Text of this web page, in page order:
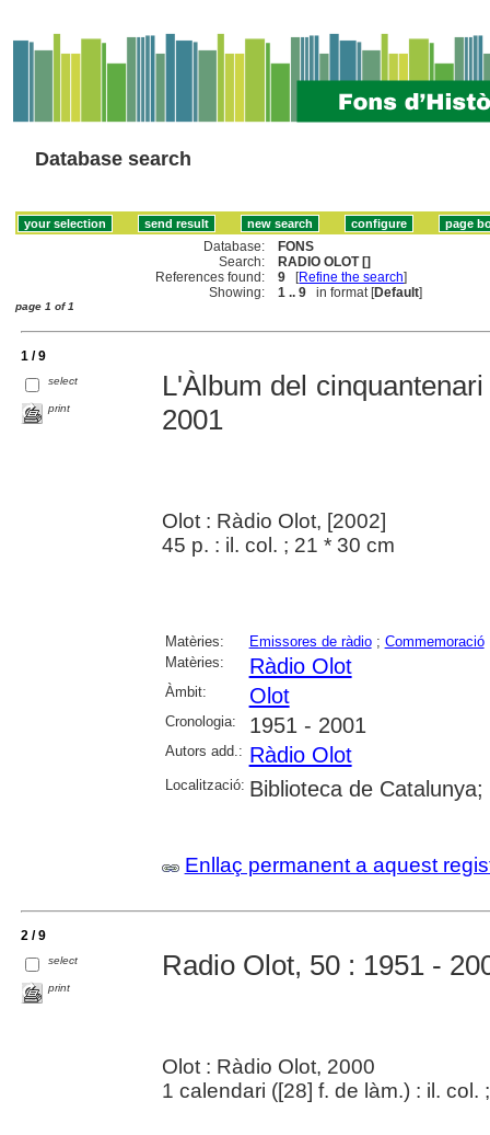
Database search
Database:
FONS
Search:
RADIO OLOT []
References found:
9 [Refine the search]
Showing:
1 .. 9 in format [Default]
page 1 of 1
1 / 9
select
print
L'Àlbum del
2001
Olot : Ràdio Olot, [2002]
45 p. : il. col. ; 21 * 30 cm
Matèries: Emissores de ràdio; Commemoració
Matèries:
Ràdio Olot
Àmbit: Olot
Cronologia: 1951 - 2001
Autors add.: Ràdio Olot
Localització: Biblioteca de
Enllaç permanent a aquest
2 / 9
select
print
Radio Olot, 50 : 1951 -
Olot : Ràdio Olot, 2000
1 calendari ([28] f. de làm.) : il. col.